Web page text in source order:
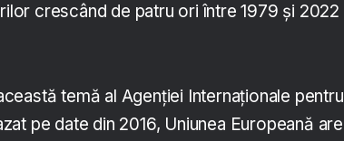
crescând de patru ori între 1979 și 2022
temă al Agenției Internaționale pentru
pe date din 2016, Uniunea Europeană are